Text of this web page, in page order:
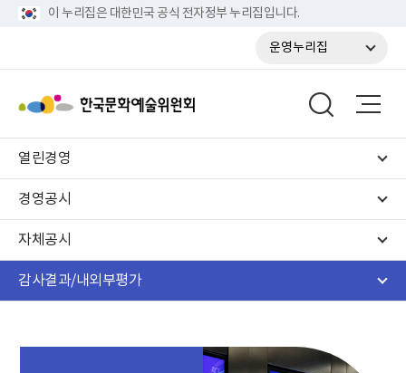
이 누리집은 대한민국 공식 전자정부 누리집입니다.
운영누리집
열린경영
경영공시
자체공시
감사결과/내외부평가